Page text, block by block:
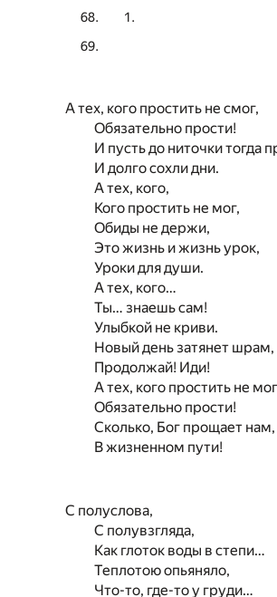
А тех, кого простить не смог,
Обязательно прости!
И пусть до ниточки тогда
И долго сохли дни.
А тех, кого,
Кого простить не мог,
Обиды не держи,
Это жизнь и жизнь урок,
Уроки для души.
А тех, кого…
Ты… знаешь сам!
Улыбкой не криви.
Новый день затянет шрам,
Продолжай! Иди!
А тех, кого простить не
Обязательно прости!
Сколько, Бог прощает нам,
В жизненном пути!
С полуслова,
С полувзгляда,
Как глоток воды в степи…
Теплотою опьяняло,
Что-то, где-то у груди…